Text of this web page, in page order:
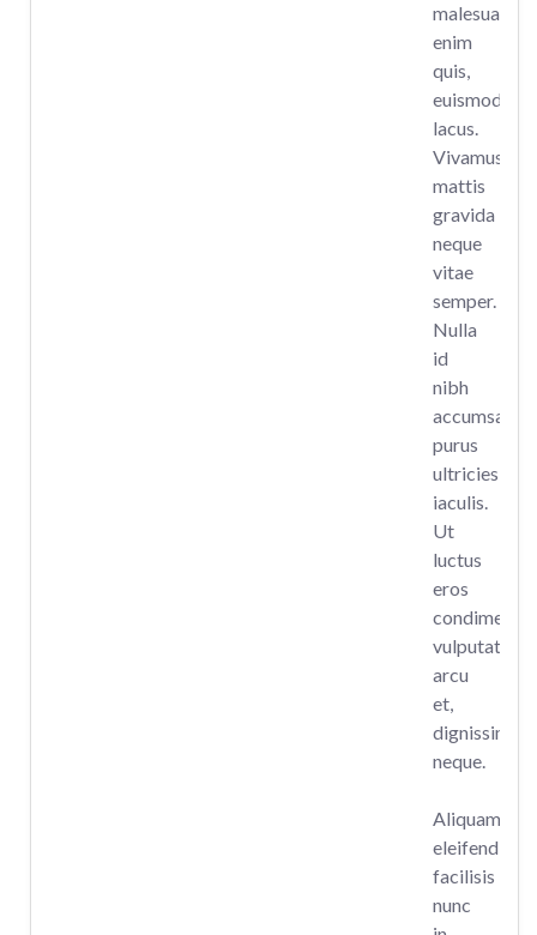
malesuada
enim
quis,
euismod
lacus.
Vivamus
mattis
gravida
neque
vitae
semper.
Nulla
id
nibh
accumsan
purus
ultricies
iaculis.
Ut
luctus
eros
vulputate
arcu
et,
dignissim
neque.
Aliquam
eleifend
facilisis
nunc